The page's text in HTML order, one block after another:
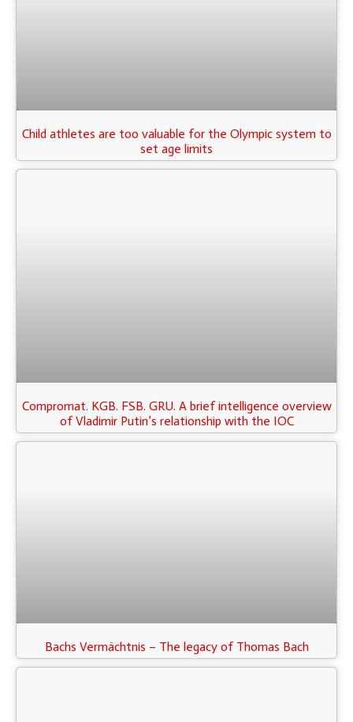
Child athletes are too valuable for the Olympic system to
set age limits
Compromat. KGB. FSB. GRU. A brief intelligence overview
of Vladimir Putin’s relationship with the IOC
Bachs Vermächtnis – The legacy of Thomas Bach